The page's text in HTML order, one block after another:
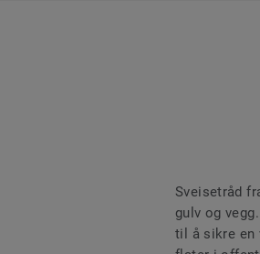
Sveisetråd
gulv og
til å sikre en